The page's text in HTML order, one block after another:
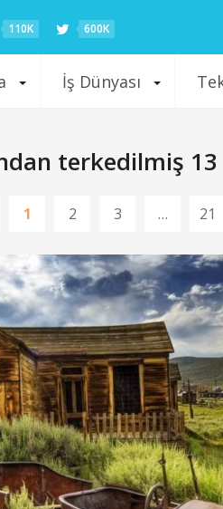
110K 600K
İş Dünyası
terkedilmiş
1 2 3 … 21